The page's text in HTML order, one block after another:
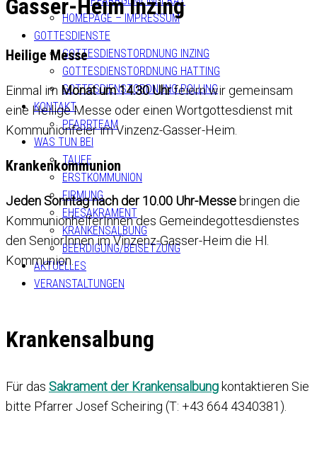
HOMEPAGE – IMPRESSUM
GOTTESDIENSTE
GOTTESDIENSTORDNUNG INZING
GOTTESDIENSTORDNUNG HATTING
GOTTESDIENSTORDNUNG POLLING
KONTAKT
PFARRTEAM
WAS TUN BEI
TAUFE
ERSTKOMMUNION
FIRMUNG
EHESAKRAMENT
KRANKENSALBUNG
BEERDIGUNG/BEISETZUNG
AKTUELLES
VERANSTALTUNGEN
Gasser-Heim Inzing
Heilige Messe
Einmal im Monat um 14.30 Uhrfeiern wir gemeinsam
eine Heilige Messe oder einen Wortgottesdienst mit
Kommunionfeier im Vinzenz-Gasser-Heim.
Krankenkommunion
Jeden Sonntag nach der 10.00 Uhr-Messebringen die
KommunionhelferInnen des Gemeindegottesdienstes
den SeniorInnen im Vinzenz-Gasser-Heim die Hl.
Kommunion.
Krankensalbung
Für das Sakrament der Krankensalbung kontaktieren Sie
bitte Pfarrer Josef Scheiring (T: +43 664 4340381).